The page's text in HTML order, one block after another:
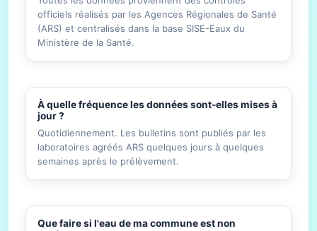
officiels réalisés par les Agences Régionales de Santé
(ARS) et centralisés dans la base SISE-Eaux du
Ministère de la Santé.
À quelle fréquence les données sont-elles mises à
jour ?
Quotidiennement. Les bulletins sont publiés par les
laboratoires agréés ARS quelques jours à quelques
semaines après le prélèvement.
Que faire si l'eau de ma commune est non